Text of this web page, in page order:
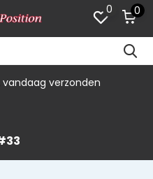
0 0
vandaag verzonden